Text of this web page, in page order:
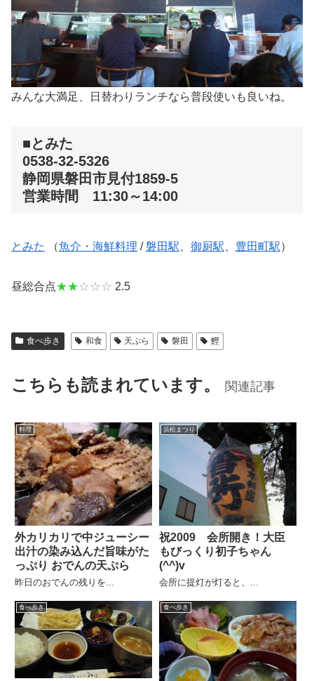
みんな大満足、日替わりランチなら普段使いも良いね。
■とみた
0538-32-5326
静岡県磐田市見付1859-5
営業時間 11:30～14:00
とみた （魚介・海鮮料理 /磐田駅 御厨駅 豊田町駅）
昼総合点★★☆☆☆ 2.5
食べ歩き 和食 天ぷら 磐田 鰹
こちらも読まれています。 関連記事
料理
外カリカリで中ジューシー
出汁の染み込んだ旨味がた
っぷり おでんの天ぷら
昨日のおでんの残りを...
浜松まつり
祝2009 会所開き！大臣
もびっくり初子ちゃん
(^^)v
会所に提灯が灯ると、...
食べ歩き 食べ歩き